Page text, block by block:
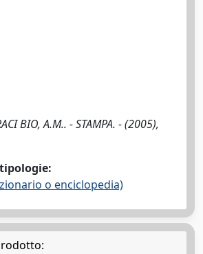
BIO, A.M.. - STAMPA. - (2005),
o enciclopedia)